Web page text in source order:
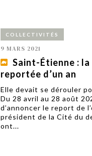
COLLECTIVITÉS
9 MARS 2021
Saint-Étienne :
reportée d’un an
Elle devait se dérouler
Du 28 avril au 28 août
d’annoncer le report de
président de la Cité du
ont...